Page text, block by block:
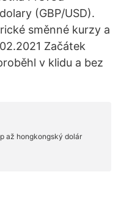
(GBP/USD).
směnné kurzy a
Začátek
v klidu a bez